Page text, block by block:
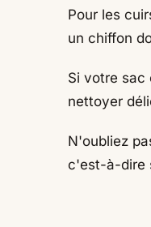
Pour les
un chiffon
Si votre sac
nettoyer
N'oubliez
c'est-à-dire